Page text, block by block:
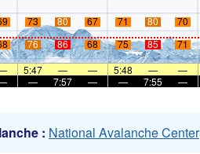
73 80 67 71 80 70
76 86 68 75 85 71
5:47 — — 5:48 — —
— 7:57 — — 7:55 —
: National Avalanche Center